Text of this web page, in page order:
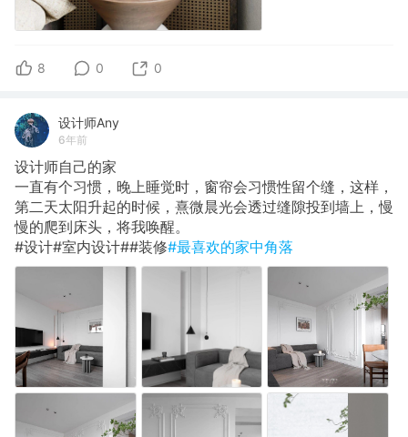
8 0 0
设计师Any
6年前
设计师自己的家
一直有个习惯，晚上睡觉时，窗帘会习惯性留个缝，这样，
第二天太阳升起的时候，熹微晨光会透过缝隙投到墙上，慢
慢的爬到床头，将我唤醒。
#设计#室内设计##装修#最喜欢的家中角落